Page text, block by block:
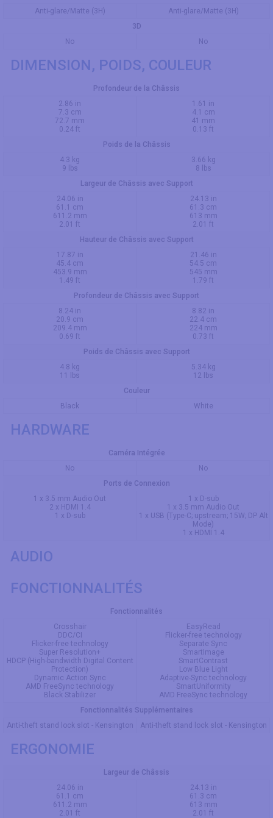
Anti-glare/Matte (3H)
Anti-glare/Matte (3H)
3D
No
No
DIMENSION, POIDS, COULEUR
Profondeur de la Châssis
2.86 in
7.3 cm
72.7 mm
0.24 ft
1.61 in
4.1 cm
41 mm
0.13 ft
Poids de la Châssis
4.3 kg
9 lbs
3.66 kg
8 lbs
Largeur de Châssis avec Support
24.06 in
61.1 cm
611.2 mm
2.01 ft
24.13 in
61.3 cm
613 mm
2.01 ft
Hauteur de Châssis avec Support
17.87 in
45.4 cm
453.9 mm
1.49 ft
21.46 in
54.5 cm
545 mm
1.79 ft
Profondeur de Châssis avec Support
8.24 in
20.9 cm
209.4 mm
0.69 ft
8.82 in
22.4 cm
224 mm
0.73 ft
Poids de Châssis avec Support
4.8 kg
11 lbs
5.34 kg
12 lbs
Couleur
Black
White
HARDWARE
Caméra Intégrée
No
No
Ports de Connexion
1 x 3.5 mm Audio Out
2 x HDMI 1.4
1 x D-sub
1 x D-sub
1 x 3.5 mm Audio Out
1 x USB (Type-C; upstream; 15W; DP Alt
Mode)
1 x HDMI 1.4
AUDIO
FONCTIONNALITÉS
Fonctionnalités
Crosshair
DDC/CI
Flicker-free technology
Super Resolution+
HDCP (High-bandwidth Digital Content
Protection)
Dynamic Action Sync
AMD FreeSync technology
Black Stabilizer
EasyRead
Flicker-free technology
Separate Sync
SmartImage
SmartContrast
Low Blue Light
Adaptive-Sync technology
SmartUniformity
AMD FreeSync technology
Fonctionnalités Supplémentaires
Anti-theft stand lock slot - Kensington
Anti-theft stand lock slot - Kensington
ERGONOMIE
Largeur de Châssis
24.06 in
61.1 cm
611.2 mm
2.01 ft
24.13 in
61.3 cm
613 mm
2.01 ft